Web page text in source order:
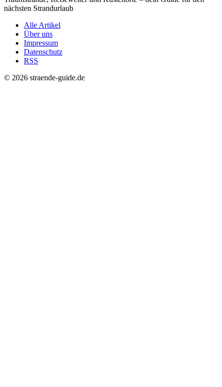
nächsten Strandurlaub
Alle Artikel
Über uns
Impressum
Datenschutz
RSS
© 2026 straende-guide.de